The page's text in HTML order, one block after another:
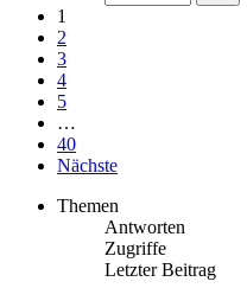
1
2
3
4
5
…
40
Nächste
Themen
Antworten
Zugriffe
Letzter Beitrag